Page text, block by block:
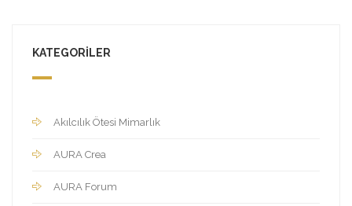
KATEGORILER
Akılcılık Ötesi Mimarlık
AURA Crea
AURA Forum